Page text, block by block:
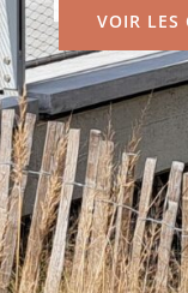
VOIR LES